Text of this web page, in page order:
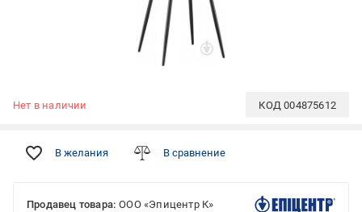
Нет в наличии КОД004875612
В желания В сравнение
Продавец товара: ООО «Эпицентр К»